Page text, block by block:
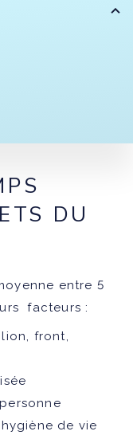
DU
entre 5
facteurs :
front,
de vie